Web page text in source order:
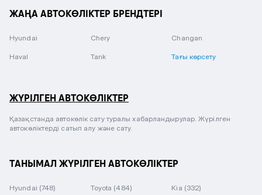
ЖАҢА АВТОКӨЛІКТЕР БРЕНДТЕРІ
Hyundai Chery Changan
Haval Tank Тағы көрсету
ЖҮРІЛГЕН АВТОКӨЛІКТЕР
Қазақстанда автокөлік сату туралы хабарландырулар. Жүрілген
автокөліктерді сатып алу және сату.
ТАНЫМАЛ ЖҮРІЛГЕН АВТОКӨЛІКТЕР
Hyundai (748) Toyota (484) Kia (332)